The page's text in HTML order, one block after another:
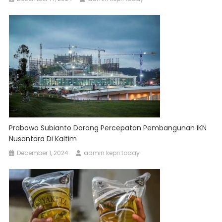
Prabowo Subianto Dorong Percepatan Pembangunan IKN
Nusantara Di Kaltim
December 1, 2024 admin kepri today